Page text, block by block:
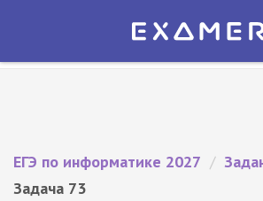
Экзамер — ЕГЭ 2027
ЕГЭ по информатике 2027 /
Задача 73